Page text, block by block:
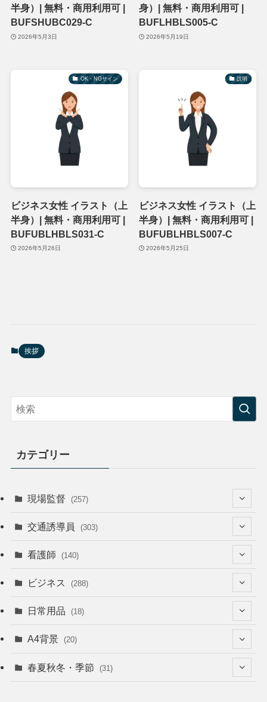
半身）| 無料・商用利用可 |
BUFSHUBC029-C
2026年5月3日
身）| 無料・商用利用可 |
BUFLHBLS005-C
2026年5月19日
OK・NGサイン
ビジネス女性 イラスト（上
半身）| 無料・商用利用可 |
BUFUBLHBLS031-C
2026年5月26日
説明
ビジネス女性 イラスト（上
半身）| 無料・商用利用可 |
BUFUBLHBLS007-C
2026年5月25日
挨拶
カテゴリー
現場監督 (257)
(52)
(74)
交通誘導員 (303)
(64)
(53)
(55)
看護師 (140)
(53)
(36)
(22)
ビジネス (288)
(120)
(12)
日常用品 (18)
(13)
A4背景 (20)
(5)
春夏秋冬・季節 (31)